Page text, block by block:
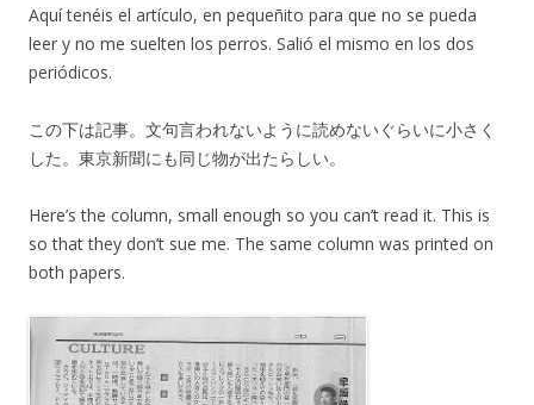
Aquí tenéis el artículo, en pequeñito para que no se pueda
leer y no me suelten los perros. Salió el mismo en los dos
periódicos.
この下は記事。文句言われないように読めないぐらいに小さく
した。東京新聞にも同じ物が出たらしい。
Here’s the column, small enough so you can’t read it. This is
so that they don’t sue me. The same column was printed on
both papers.